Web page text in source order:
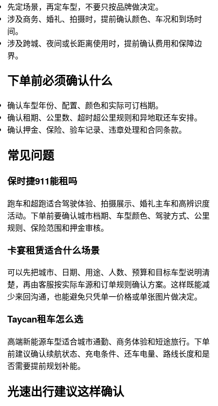
先定场景，再定车型，不要只按品牌做决定。
涉及商务、婚礼、拍摄时，提前确认颜色、车况和到场时
间。
涉及跨城、夜间或长距离使用时，提前确认费用和保障边
界。
下单前必须确认什么
确认车型年份、配置、颜色和实际可订档期。
确认租期、公里数、超时超公里规则和异地取还车安排。
确认押金、保险、验车记录、违章处理和合同条款。
常见问题
保时捷911能租吗
跑车和超跑适合驾驶体验、拍摄展示、婚礼主车和高辨识度
活动。下单前要确认城市档期、车型颜色、驾驶方式、公里
规则、保险范围和押金审核。
卡宴租赁适合什么场景
可以先把城市、日期、用途、人数、预算和目标车型说明清
楚，再由客服按实际车源和订单规则确认方案。这样既能减
少来回沟通，也能避免只凭单一价格或单张图片做决定。
Taycan租车怎么选
高端新能源车型适合城市通勤、商务体验和短途旅行。下单
前建议确认续航状态、充电条件、还车电量、路线长度和是
否需要提前规划补能。
光速出行建议这样确认